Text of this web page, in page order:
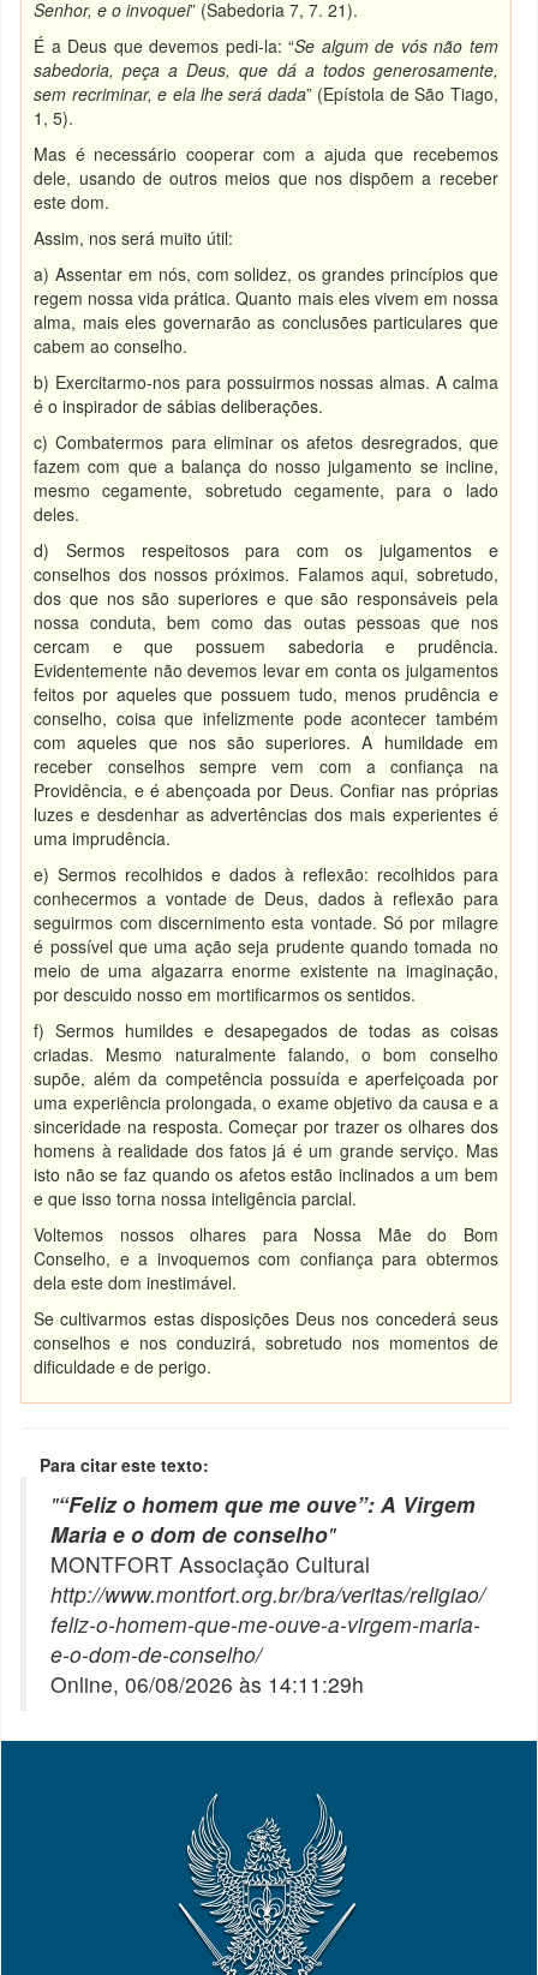
Senhor, e o invoquei” (Sabedoria 7, 7. 21).
É a Deus que devemos pedi-la: “Se algum de vós não tem
sabedoria, peça a Deus, que dá a todos generosamente,
sem recriminar, e ela lhe será dada” (Epístola de São Tiago,
1, 5).
Mas é necessário cooperar com a ajuda que recebemos
dele, usando de outros meios que nos dispõem a receber
este dom.
Assim, nos será muito útil:
a) Assentar em nós, com solidez, os grandes princípios que
regem nossa vida prática. Quanto mais eles vivem em nossa
alma, mais eles governarão as conclusões particulares que
cabem ao conselho.
b) Exercitarmo-nos para possuirmos nossas almas. A calma
é o inspirador de sábias deliberações.
c) Combatermos para eliminar os afetos desregrados, que
fazem com que a balança do nosso julgamento se incline,
mesmo cegamente, sobretudo cegamente, para o lado
deles.
d) Sermos respeitosos para com os julgamentos e
conselhos dos nossos próximos. Falamos aqui, sobretudo,
dos que nos são superiores e que são responsáveis pela
nossa conduta, bem como das outas pessoas que nos
cercam e que possuem sabedoria e prudência.
Evidentemente não devemos levar em conta os julgamentos
feitos por aqueles que possuem tudo, menos prudência e
conselho, coisa que infelizmente pode acontecer também
com aqueles que nos são superiores. A humildade em
receber conselhos sempre vem com a confiança na
Providência, e é abençoada por Deus. Confiar nas próprias
luzes e desdenhar as advertências dos mais experientes é
uma imprudência.
e) Sermos recolhidos e dados à reflexão: recolhidos para
conhecermos a vontade de Deus, dados à reflexão para
seguirmos com discernimento esta vontade. Só por milagre
é possível que uma ação seja prudente quando tomada no
meio de uma algazarra enorme existente na imaginação,
por descuido nosso em mortificarmos os sentidos.
f) Sermos humildes e desapegados de todas as coisas
criadas. Mesmo naturalmente falando, o bom conselho
supõe, além da competência possuída e aperfeiçoada por
uma experiência prolongada, o exame objetivo da causa e a
sinceridade na resposta. Começar por trazer os olhares dos
homens à realidade dos fatos já é um grande serviço. Mas
isto não se faz quando os afetos estão inclinados a um bem
e que isso torna nossa inteligência parcial.
Voltemos nossos olhares para Nossa Mãe do Bom
Conselho, e a invoquemos com confiança para obtermos
dela este dom inestimável.
Se cultivarmos estas disposições Deus nos concederá seus
conselhos e nos conduzirá, sobretudo nos momentos de
dificuldade e de perigo.
Para citar este texto:
"“Feliz o homem que me ouve”: A Virgem
Maria e o dom de conselho"
MONTFORT Associação Cultural
http://www.montfort.org.br/bra/veritas/religiao/
feliz-o-homem-que-me-ouve-a-virgem-maria-
e-o-dom-de-conselho/
Online, 06/08/2026 às 14:11:29h